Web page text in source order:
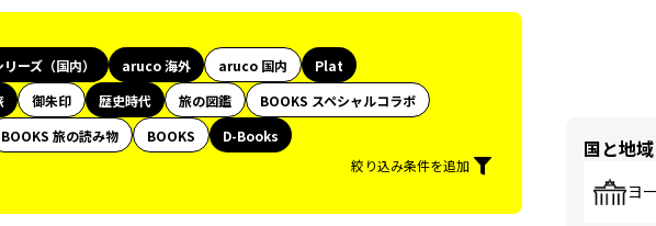
ーズ（国内） aruco 海外 aruco 国内
Plat
御朱印 歴史時代 旅の図鑑
BOOKS スペシャルコラボ
BOOKS 旅の読み物 BOOKS
D-Books
絞り込み条件を追加
国と地域
ヨ